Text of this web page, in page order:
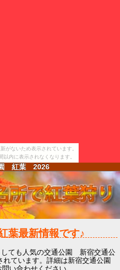
がないため表示されています。
内に表示されなくなります。
紅葉 2026
葉最新情報です♪
ても人気の交通公園 新宿交通公
ています。詳細は新宿交通公園